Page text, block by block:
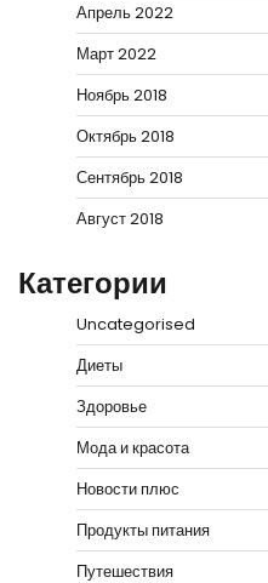
Апрель 2022
Март 2022
Ноябрь 2018
Октябрь 2018
Сентябрь 2018
Август 2018
Категории
Uncategorised
Диеты
Здоровье
Мода и красота
Новости плюс
Продукты питания
Путешествия